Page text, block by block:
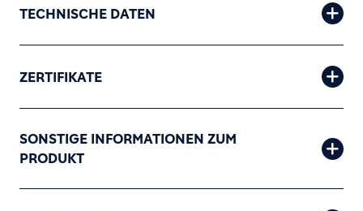
TECHNISCHE DATEN
ZERTIFIKATE
SONSTIGE INFORMATIONEN ZUM
PRODUKT